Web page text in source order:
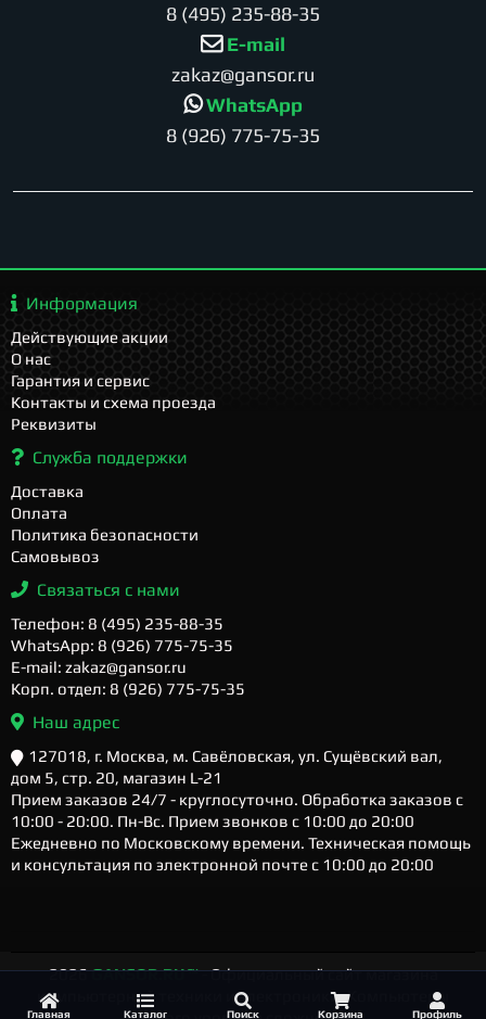
Главная Каталог Поиск Корзина Профиль
8 (495) 235-88-35
E-mail
zakaz@gansor.ru
WhatsApp
8 (926) 775-75-35
Информация
Действующие акции
О нас
Гарантия и сервис
Контакты и схема проезда
Реквизиты
Служба поддержки
Доставка
Оплата
Политика безопасности
Самовывоз
Связаться с нами
Телефон: 8 (495) 235-88-35
WhatsApp: 8 (926) 775-75-35
E-mail: zakaz@gansor.ru
Корп. отдел: 8 (926) 775-75-35
Наш адрес
127018, г. Москва, м. Савёловская, ул. Сущёвский вал,
дом 5, стр. 20, магазин L-21
Прием заказов 24/7 - круглосуточно. Обработка заказов с
10:00 - 20:00. Пн-Вс. Прием звонков с 10:00 до 20:00
Ежедневно по Московскому времени. Техническая помощь
и консультация по электронной почте с 10:00 до 20:00
2026GANSOR.RU ™- Официальный сайт магазина
компьютерной техники и электроники. Компьютеры